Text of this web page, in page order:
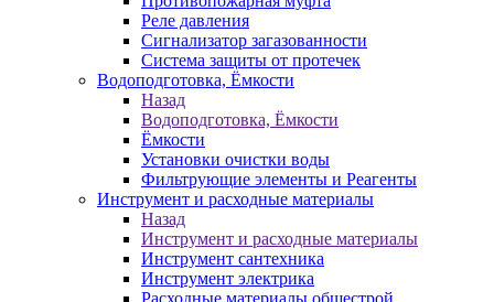
Реле давления
Сигнализатор загазованности
Система защиты от протечек
Водоподготовка, Ёмкости
Назад
Водоподготовка, Ёмкости
Ёмкости
Установки очистки воды
Фильтрующие элементы и Реагенты
Инструмент и расходные материалы
Назад
Инструмент и расходные материалы
Инструмент сантехника
Инструмент электрика
Расходные материалы общестрой